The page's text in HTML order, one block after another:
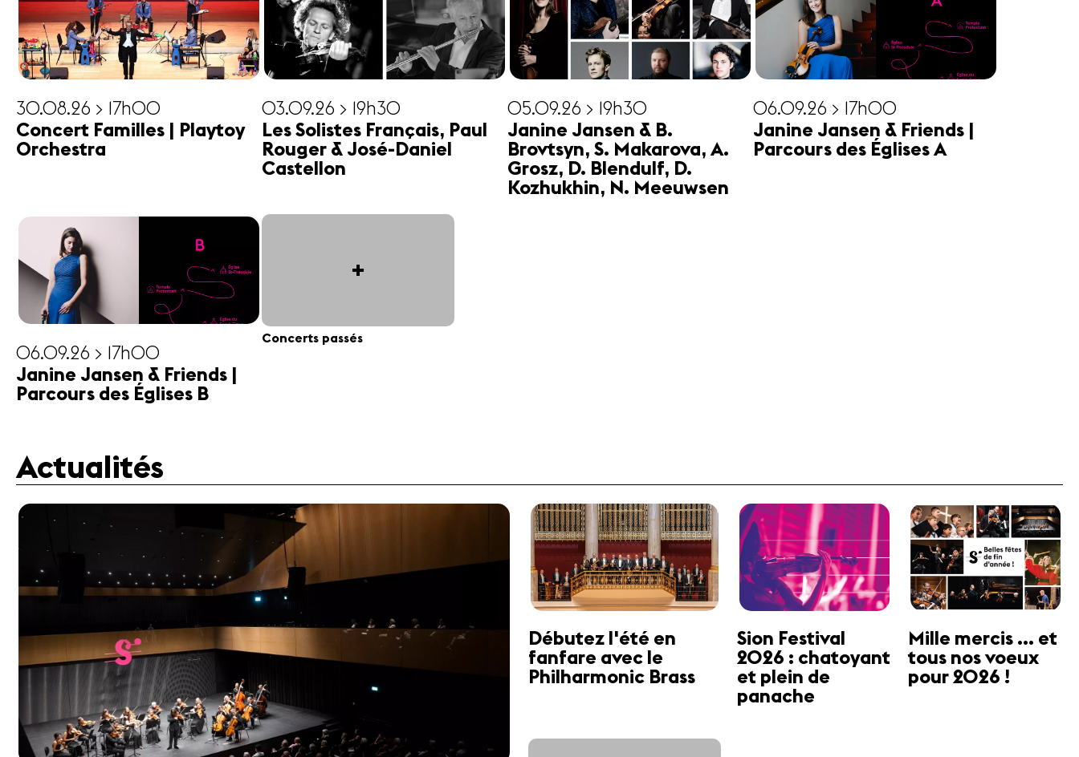
30.08.26 > 17h00
Concert Familles | Playtoy
Orchestra
03.09.26 > 19h30
Les Solistes Français, Paul
Rouger & José-Daniel
Castellon
05.09.26 > 19h30
Janine Jansen & B.
Brovtsyn, S. Makarova, A.
Grosz, D. Blendulf, D.
Kozhukhin, N. Meeuwsen
06.09.26 > 17h00
Janine Jansen & Friends |
Parcours des Églises A
06.09.26 > 17h00
Janine Jansen & Friends |
Parcours des Églises B
+
Concerts passés
Actualités
Débutez l'été en
fanfare avec le
Philharmonic Brass
Sion Festival
2026 : chatoyant
et plein de
panache
Mille mercis ... et
tous nos voeux
pour 2026 !